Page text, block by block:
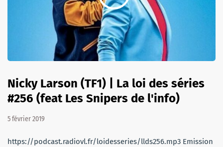
Nicky Larson (TF1) | La loi des séries
#256 (feat Les Snipers de l'info)
5 février 2019
https://podcast.radiovl.fr/loidesseries/llds256.mp3 Emission